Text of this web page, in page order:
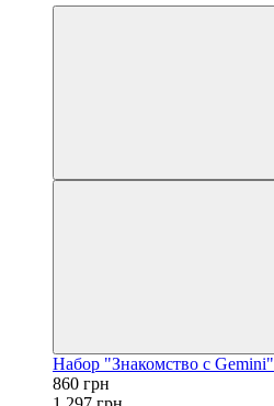
Набор "Знакомство с Gemini"
860 грн